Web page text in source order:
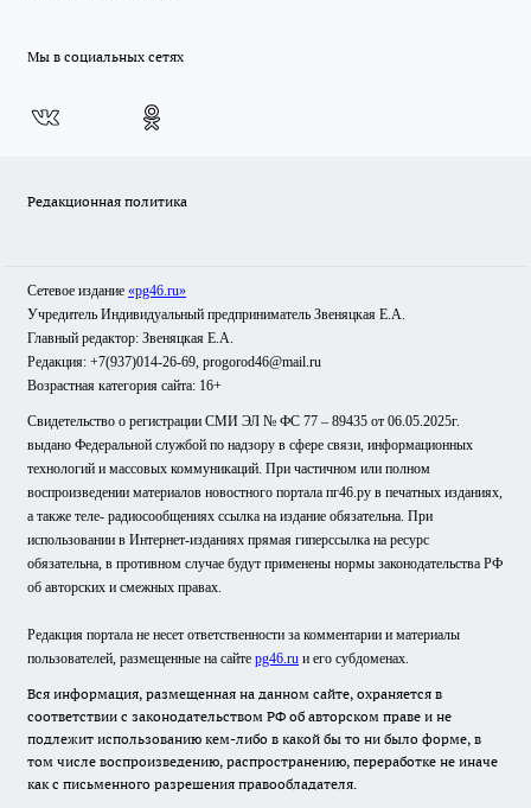
Мы в социальных сетях
Редакционная политика
Сетевое издание «pg46.ru»
Учредитель Индивидуальный предприниматель Звеняцкая Е.А.
Главный редактор: Звеняцкая Е.А.
Редакция: +7(937)014-26-69, progorod46@mail.ru
Возрастная категория сайта: 16+
Свидетельство о регистрации СМИ ЭЛ № ФС 77 – 89435 от 06.05.2025г.
выдано Федеральной службой по надзору в сфере связи, информационных
технологий и массовых коммуникаций. При частичном или полном
воспроизведении материалов новостного портала пг46.ру в печатных изданиях,
а также теле- радиосообщениях ссылка на издание обязательна. При
использовании в Интернет-изданиях прямая гиперссылка на ресурс
обязательна, в противном случае будут применены нормы законодательства РФ
об авторских и смежных правах.
Редакция портала не несет ответственности за комментарии и материалы
пользователей, размещенные на сайте pg46.ru и его субдоменах.
Вся информация, размещенная на данном сайте, охраняется в
соответствии с законодательством РФ об авторском праве и не
подлежит использованию кем-либо в какой бы то ни было форме, в
том числе воспроизведению, распространению, переработке не иначе
как с письменного разрешения правообладателя.